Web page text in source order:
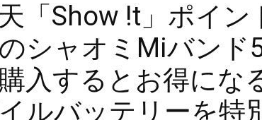
「Show !t」ポイン
のシャオミMiバンド
入するとお得にな
ルバッテリーを特